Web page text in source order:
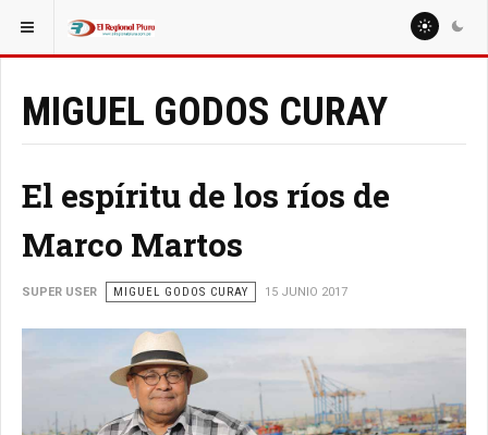
ESTÁ AQUÍ: COLUMNISTAS
MIGUEL GODOS CURAY
El espíritu de los ríos de
Marco Martos
SUPER USER MIGUEL GODOS CURAY 15 JUNIO 2017